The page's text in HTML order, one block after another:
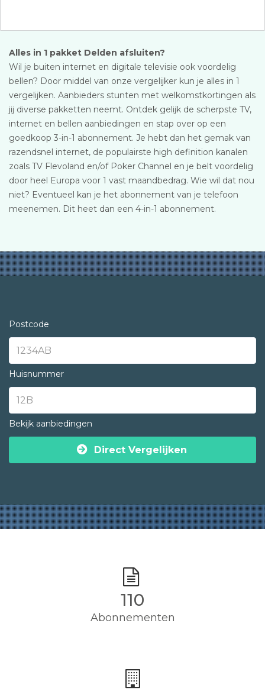
Alles in 1 pakket Delden afsluiten?
Wil je buiten internet en digitale televisie ook voordelig
bellen? Door middel van onze vergelijker kun je alles in 1
vergelijken. Aanbieders stunten met welkomstkortingen als
jij diverse pakketten neemt. Ontdek gelijk de scherpste TV,
internet en bellen aanbiedingen en stap over op een
goedkoop 3-in-1 abonnement. Je hebt dan het gemak van
razendsnel internet, de populairste high definition kanalen
zoals TV Flevoland en/of Poker Channel en je belt voordelig
door heel Europa voor 1 vast maandbedrag. Wie wil dat nou
niet? Eventueel kan je het abonnement van je telefoon
meenemen. Dit heet dan een 4-in-1 abonnement.
Postcode
Huisnummer
Bekijk aanbiedingen
Direct Vergelijken
110
Abonnementen